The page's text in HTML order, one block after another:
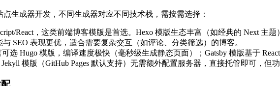
生成器开发，不同生成器对应不同技术栈，需按需选择：
React，这类前端博客模版是首选。Hexo 模版生态丰富（如经典的 Next 主
SEO 表现更优，适合需要复杂交互（如评论、分类筛选）的博客。
选 Hugo 模版，编译速度极快（毫秒级生成静态页面）；Gatsby 模版基于
模版（GitHub Pages 默认支持）无需额外配置服务器，直接托管即可，但